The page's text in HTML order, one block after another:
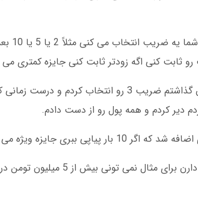
رو ثابت کنی اگه زودتر ثابت کنی جایزه کمتری
دیر کردم و همه پول رو از دست دادم.
سایت های معتبر محدودیت